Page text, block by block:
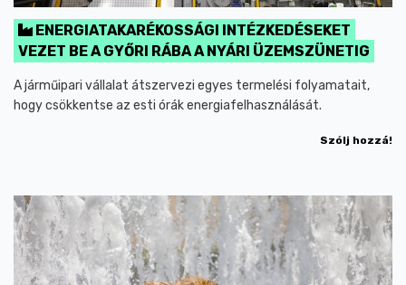
ENERGIATAKARÉKOSSÁGI INTÉZKEDÉSEKET
VEZET BE A GYŐRI RÁBA A NYÁRI ÜZEMSZÜNETIG
A járműipari vállalat átszervezi egyes termelési folyamatait,
hogy csökkentse az esti órák energiafelhasználását.
Szólj hozzá!